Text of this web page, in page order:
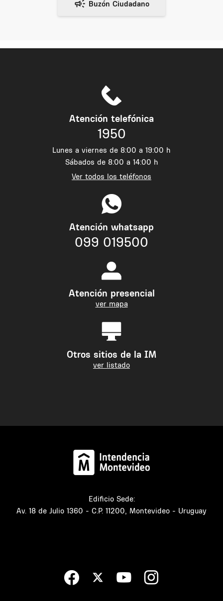
Atención telefónica
1950
Lunes a viernes de 8:00 a 19:00 h
Sábados de 8:00 a 14:00 h
Ver todos los teléfonos
Atención whatsapp
099 019500
Atención presencial
ver mapa
Otros sitios de la IM
ver listado
Edificio Sede:
Av. 18 de Julio 1360 - C.P. 11200, Montevideo - Uruguay